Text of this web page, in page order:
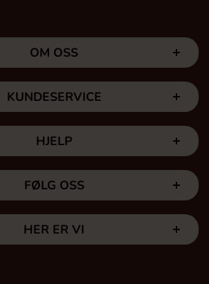
OM OSS
KUNDESERVICE
HJELP
FØLG OSS
HER ER VI